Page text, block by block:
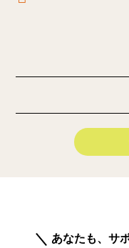
あなたも、サ